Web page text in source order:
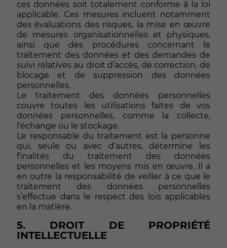
ces données soit totalement conforme à la loi
applicable. Ces mesures incluent notamment
des évaluations des risques, la mise en œuvre
de mesures organisationnelles et physiques,
ainsi que des procédures concernant le
traitement des données et des demandes de
suivi relatives au droit d’accès, de correction, de
blocage et de suppression des données
personnelles.
Le traitement des données personnelles
couvre toutes les utilisations faites de vos
données personnelles, comme la collecte,
l’échange ou le stockage.
Le responsable du traitement est la personne
qui, seule ou avec d’autres, détermine les
finalités du traitement des données
personnelles et les moyens mis en œuvre. Il a
en outre la responsabilité de veiller à ce que le
traitement des données personnelles
s’effectue dans le respect des lois applicables
en la matière.
5. DROIT DE PROPRIÉTÉ
INTELLECTUELLE